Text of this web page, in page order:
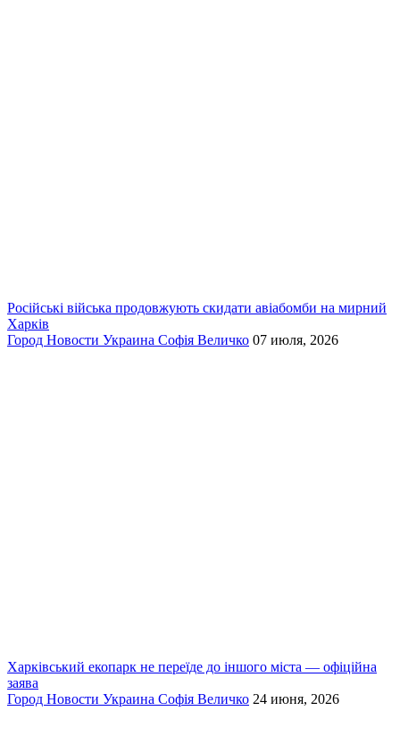
Російські війська продовжують скидати авіабомби на мирний
Харків
Город Новости Украина Софія Величко 07 июля, 2026
Харківський екопарк не переїде до іншого міста — офіційна
заява
Город Новости Украина Софія Величко 24 июня, 2026